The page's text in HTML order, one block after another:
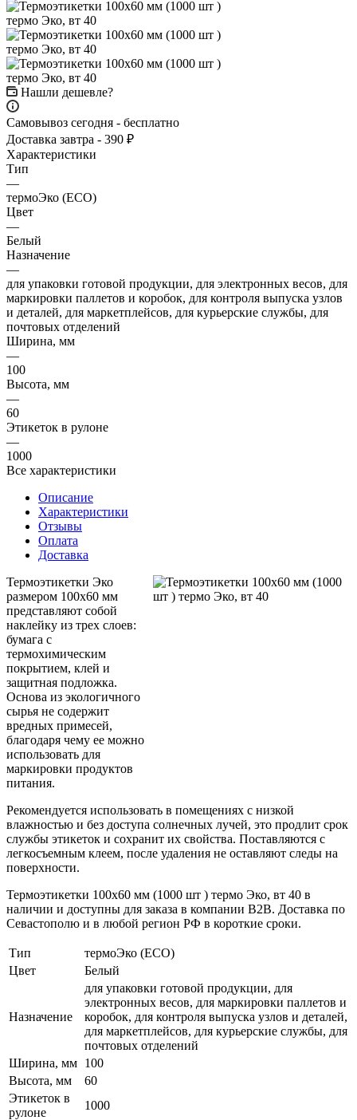
Нашли дешевле?
Самовывоз сегодня - бесплатно
Доставка завтра - 390 ₽
Характеристики
Тип
—
термоЭко (ECO)
Цвет
—
Белый
Назначение
—
для упаковки готовой продукции, для электронных весов, для
маркировки паллетов и коробок, для контроля выпуска узлов
и деталей, для маркетплейсов, для курьерские службы, для
почтовых отделений
Ширина, мм
—
100
Высота, мм
—
60
Этикеток в рулоне
—
1000
Все характеристики
Описание
Характеристики
Отзывы
Оплата
Доставка
Термоэтикетки Эко
размером 100х60 мм
представляют собой
наклейку из трех слоев:
бумага с
термохимическим
покрытием, клей и
защитная подложка.
Основа из экологичного
сырья не содержит
вредных примесей,
благодаря чему ее можно
использовать для
маркировки продуктов
питания.
Рекомендуется использовать в помещениях с низкой
влажностью и без доступа солнечных лучей, это продлит срок
службы этикеток и сохранит их свойства. Поставляются с
легкосъемным клеем, после удаления не оставляют следы на
поверхности.
Термоэтикетки 100х60 мм (1000 шт ) термо Эко, вт 40 в
наличии и доступны для заказа в компании B2B. Доставка по
Севастополю и в любой регион РФ в короткие сроки.
Тип
термоЭко (ECO)
Цвет
Белый
Назначение
для упаковки готовой продукции, для
электронных весов, для маркировки паллетов и
коробок, для контроля выпуска узлов и деталей,
для маркетплейсов, для курьерские службы, для
почтовых отделений
Ширина, мм 100
Высота, мм
60
Этикеток в
рулоне
1000